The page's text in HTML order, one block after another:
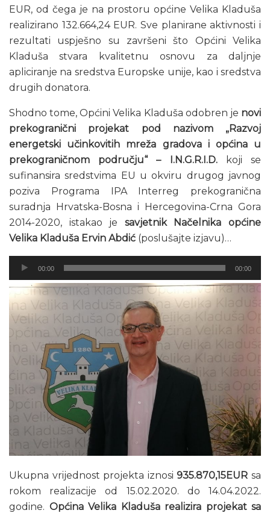
EUR, od čega je na prostoru općine Velika Kladuša
realizirano 132.664,24 EUR. Sve planirane aktivnosti i
rezultati uspješno su završeni što Općini Velika
Kladuša stvara kvalitetnu osnovu za daljnje
apliciranje na sredstva Europske unije, kao i sredstva
drugih donatora.
Shodno tome, Općini Velika Kladuša odobren je novi
prekogranični projekat pod nazivom „Razvoj
energetski učinkovitih mreža gradova i općina u
prekograničnom području“ – I.N.G.R.I.D.koji se
sufinansira sredstvima EU u okviru drugog javnog
poziva Programa IPA Interreg prekogranična
suradnja Hrvatska-Bosna i Hercegovina-Crna Gora
2014-2020, istakao je savjetnik Načelnika općine
Velika Kladuša Ervin Abdić (poslušajte izjavu)…
Audio
Player
00:00 00:00
Ukupna vrijednost projekta iznosi 935.870,15EUR sa
rokom realizacije od 15.02.2020. do 14.04.2022.
godine. Općina Velika Kladuša realizira projekat sa